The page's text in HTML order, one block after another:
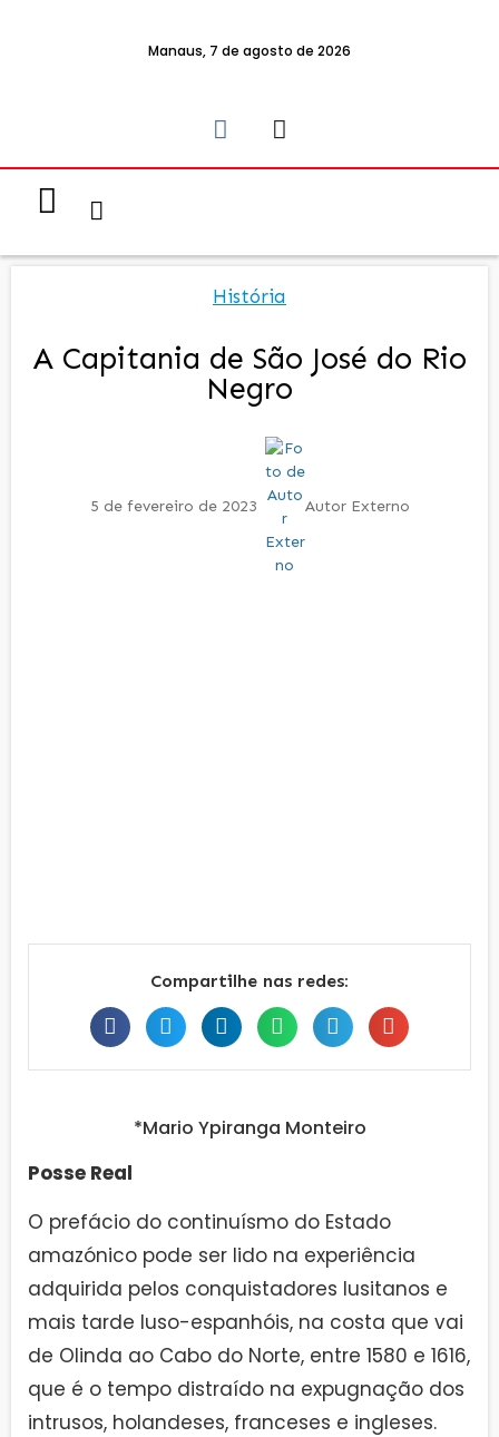
Manaus, 7 de agosto de 2026
História
A Capitania de São José do Rio
Negro
5 de fevereiro de 2023 Autor Externo
Compartilhe nas redes:
*Mario Ypiranga Monteiro
Posse Real
O prefácio do continuísmo do Estado
amazónico pode ser lido na experiência
adquirida pelos conquistadores lusitanos e
mais tarde luso-espanhóis, na costa que vai
de Olinda ao Cabo do Norte, entre 1580 e 1616,
que é o tempo distraído na expugnação dos
intrusos, holandeses, franceses e ingleses.